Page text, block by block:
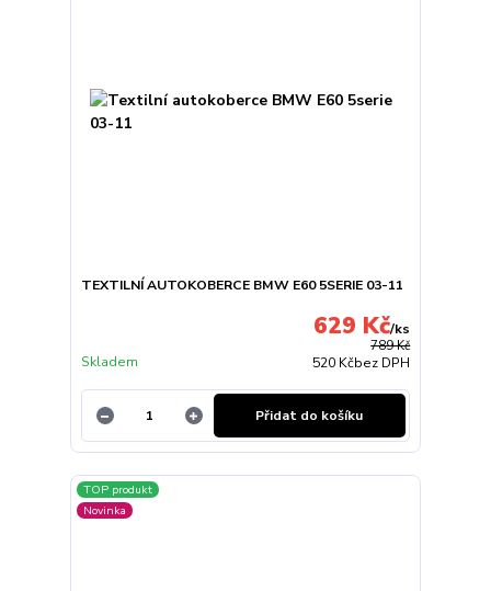
TEXTILNÍ AUTOKOBERCE BMW E60 5SERIE 03-11
789 Kč
629 Kč/ks
520 Kčbez DPH
Skladem
Přidat do košíku
TOP produkt
Novinka